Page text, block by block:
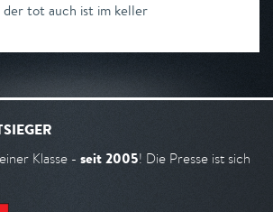
der tot auch ist im keller
Klasse - seit 2005! Die Presse ist sich